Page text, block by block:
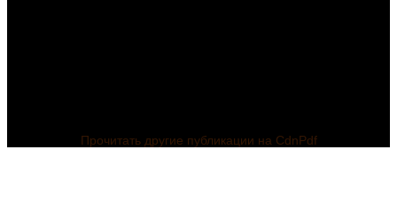
Прочитать другие публикации на CdnPdf